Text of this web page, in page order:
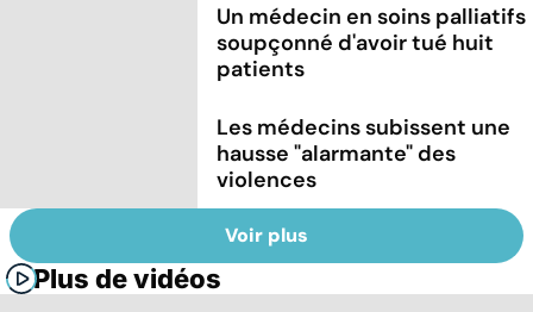
Un médecin en soins palliatifs
soupçonné d'avoir tué huit
patients
Les médecins subissent une
hausse "alarmante" des
violences
Voir plus
Plus de vidéos